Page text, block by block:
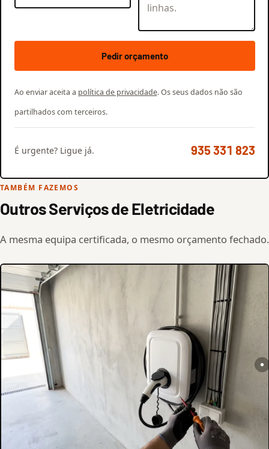
Pedir orçamento
Ao enviar aceita a política de privacidade. Os seus dados não são
partilhados com terceiros.
É urgente? Ligue já. 935 331 823
TAMBÉM FAZEMOS
Outros Serviços de Eletricidade
A mesma equipa certificada, o mesmo orçamento fechado.